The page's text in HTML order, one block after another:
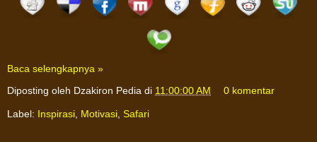
Baca selengkapnya »
Diposting oleh Dzakiron Pedia di 11:00:00 AM 0 komentar
Label: Inspirasi Motivasi Safari